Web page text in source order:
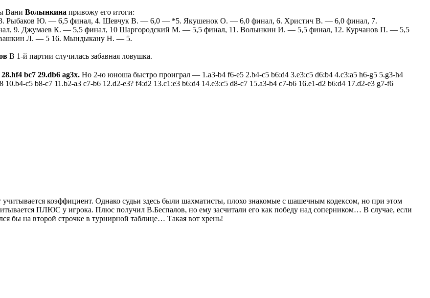
Вани Волынкина привожу его итоги:
Рыбаков Ю. — 6,5 финал, 4. Шевчук В. — 6,0 — *5. Якушенок О. — 6,0 финал, 6. Христич В. — 6,0 финал, 7.
9. Джумаев К. — 5,5 финал, 10 Шаргородский М. — 5,5 финал, 11. Волынкин И. — 5,5 финал, 12. Курчанов П. — 5,5
Л. — 5 16. Мындыкану Н. — 5.
В 1-й партии случилась забавная ловушка.
bc7 29.db6 ag3x. Но 2-ю юноша быстро проиграл — 1.a3-b4 f6-e5 2.b4-c5 b6:d4 3.e3:c5 d6:b4 4.c3:a5 h6-g5 5.g3-h4
c5 b8-c7 11.b2-a3 c7-b6 12.d2-e3? f4:d2 13.c1:e3 b6:d4 14.e3:c5 d8-c7 15.a3-b4 c7-b6 16.e1-d2 b6:d4 17.d2-e3 g7-f6
коэффициент. Однако судьи здесь были шахматисты, плохо знакомые с шашечным кодексом, но при этом
ПЛЮС у игрока. Плюс получил В.Беспалов, но ему засчитали его как победу над соперником… В случае, если
на второй строчке в турнирной таблице… Такая вот хрень!